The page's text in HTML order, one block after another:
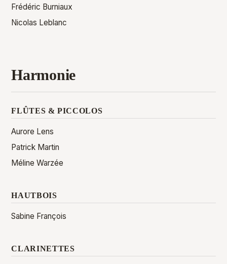
Frédéric Burniaux
Nicolas Leblanc
Harmonie
FLÛTES & PICCOLOS
Aurore Lens
Patrick Martin
Méline Warzée
HAUTBOIS
Sabine François
CLARINETTES